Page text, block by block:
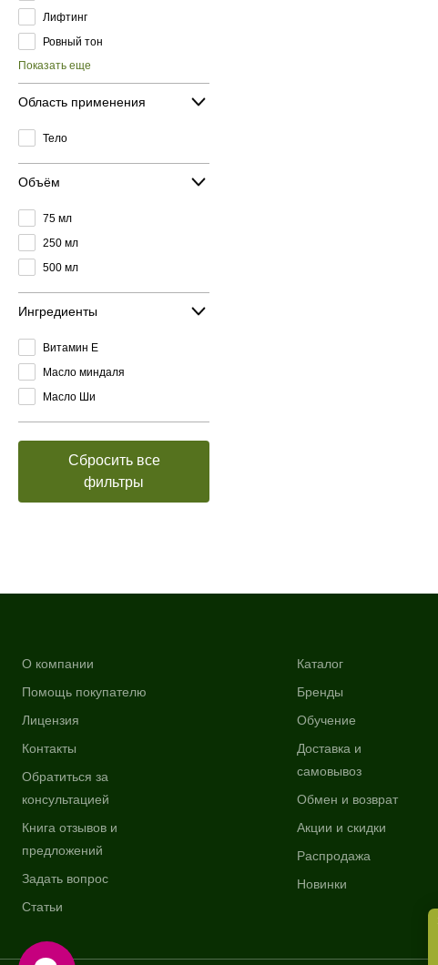
Лифтинг
Ровный тон
Показать еще
Область применения
Тело
Объём
75 мл
250 мл
500 мл
Ингредиенты
Витамин E
Масло миндаля
Масло Ши
Сбросить все
фильтры
О компании
Помощь покупателю
Лицензия
Контакты
Обратиться за
консультацией
Книга отзывов и
предложений
Задать вопрос
Статьи
Каталог
Бренды
Обучение
Доставка и
самовывоз
Обмен и возврат
Акции и скидки
Распродажа
Новинки